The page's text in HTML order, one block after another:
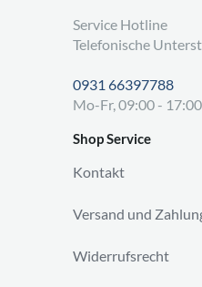
Service Hotline
Telefonische
0931 66397788
Mo-Fr, 09:00 -
Shop Service
Kontakt
Versand und
Widerrufsrecht